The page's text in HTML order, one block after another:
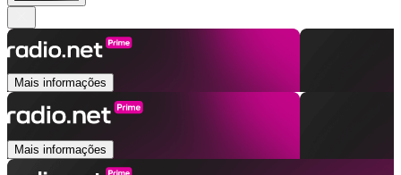
Mais informações
Mais informações